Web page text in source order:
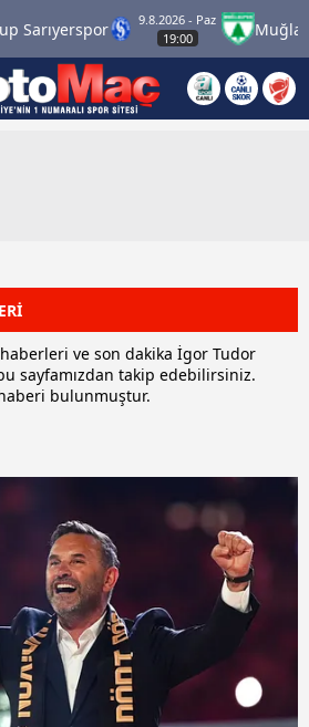
9.8.2026 - Paz
19:00
ve son dakika İgor Tudor
sayfamızdan takip edebilirsiniz.
bulunmuştur.